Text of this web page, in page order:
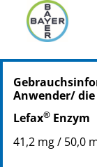
PZN: 14329979
PPN:
NTIN:
PZN: 14329991
PPN: 111432999140
NTIN:
Anwender/
Lefax® Enzym
41,2 mg / 50,0